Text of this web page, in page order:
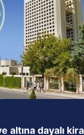
altına dayalı kira